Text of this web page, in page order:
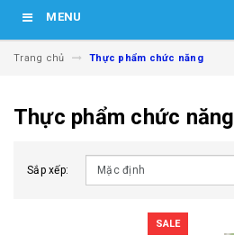
MENU
Trang chủ Thực phẩm chức năng
Thực phẩm chức năng
Sắp xếp:
SALE